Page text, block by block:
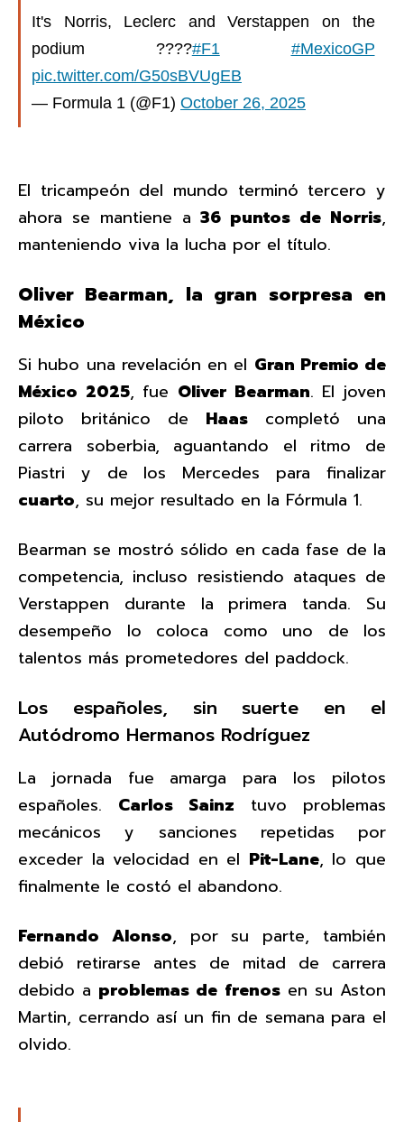
It's Norris, Leclerc and Verstappen on the
podium ????#F1
#MexicoGP
pic.twitter.com/G50sBVUgEB
— Formula 1 (@F1) October 26, 2025
El tricampeón del mundo terminó tercero y
ahora se mantiene a36 puntos de Norris,
manteniendo viva la lucha por el título.
Oliver Bearman, la gran sorpresa en
México
Si hubo una revelación en el Gran Premio de
México 2025, fue Oliver Bearman. El joven
piloto británico de Haas completó una
carrera soberbia, aguantando el ritmo de
Piastri y de los Mercedes para finalizar
cuarto, su mejor resultado en la Fórmula 1.
Bearman se mostró sólido en cada fase de la
competencia, incluso resistiendo ataques de
Verstappen durante la primera tanda. Su
desempeño lo coloca como uno de los
talentos más prometedores del paddock.
Los españoles, sin suerte en el
Autódromo Hermanos Rodríguez
La jornada fue amarga para los pilotos
españoles. Carlos Sainz tuvo problemas
mecánicos y sanciones repetidas por
exceder la velocidad en el Pit-Lane, lo que
finalmente le costó el abandono.
Fernando Alonso, por su parte, también
debió retirarse antes de mitad de carrera
debido a problemas de frenosen su Aston
Martin, cerrando así un fin de semana para el
olvido.